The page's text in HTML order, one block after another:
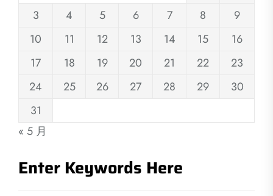
3
4 5 6 7 8
9
10
11 12 13 14 15
16
17
18 19 20 21 22
23
24
25 26 27 28 29
30
31
« 5 月
Enter Keywords Here